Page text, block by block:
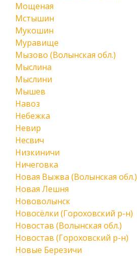
Мощеная
Мстышин
Мукошин
Муравище
Мызово (Волынская обл.)
Мыслина
Мыслини
Мышев
Навоз
Небежка
Невир
Несвич
Низкиничи
Ничеговка
Новая Выжва (Волынская обл.)
Новая Лешня
Нововолынск
Новосёлки (Гороховский р-н)
Новостав (Волынская обл.)
Новостав (Гороховский р-н)
Новые Березичи